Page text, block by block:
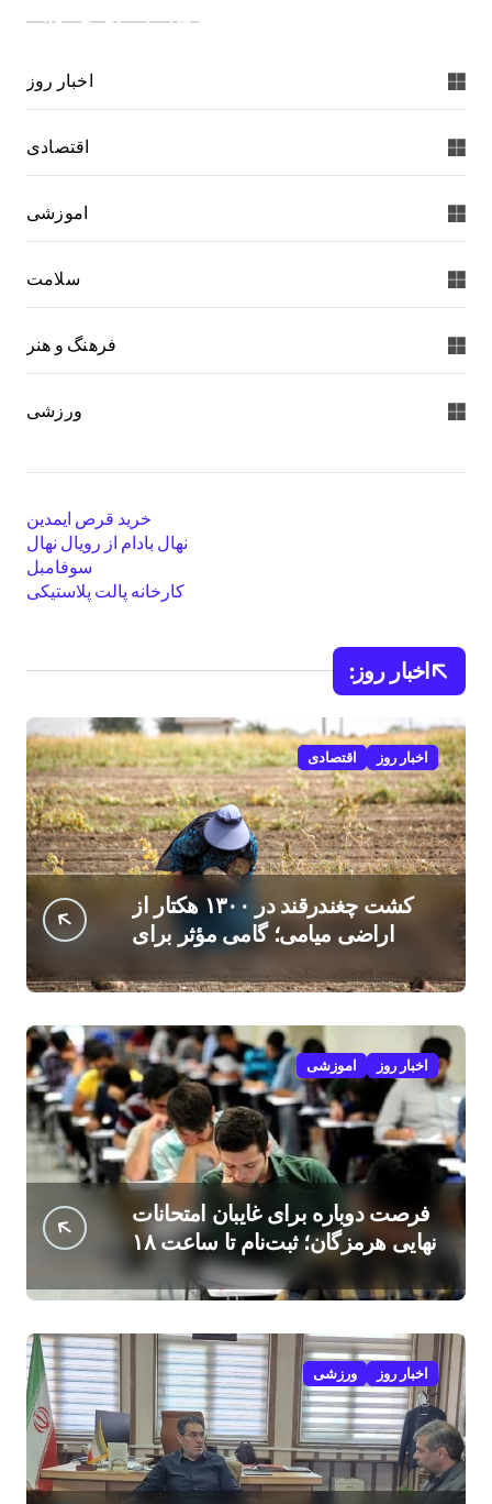
دسته بندی خبرها:
اخبار روز
اقتصادی
اموزشی
سلامت
فرهنگ و هنر
ورزشی
خرید قرص ایمدین
نهال بادام از رویال نهال
سوفامبل
کارخانه پالت پلاستیکی
اخبار روز:
اخبار روز اقتصادی
کشت چغندرقند در ۱۳۰۰ هکتار از
اراضی میامی؛ گامی مؤثر برای
افزایش درآمد کشاورزان
اخبار روز اموزشی
فرصت دوباره برای غایبان امتحانات
نهایی هرمزگان؛ ثبت‌نام تا ساعت ۱۸
امروز
اخبار روز ورزشی